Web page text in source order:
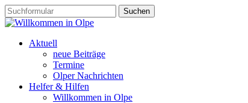
Aktuell
neue Beiträge
Termine
Olper Nachrichten
Helfer & Hilfen
Willkommen in Olpe